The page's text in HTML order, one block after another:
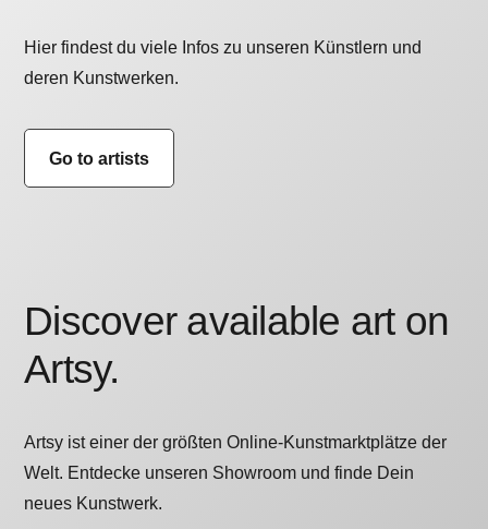
Hier findest du viele Infos zu unseren Künstlern und
deren Kunstwerken.
Go to artists
Discover available art on
Artsy.
Artsy ist einer der größten Online-Kunstmarktplätze der
Welt. Entdecke unseren Showroom und finde Dein
neues Kunstwerk.